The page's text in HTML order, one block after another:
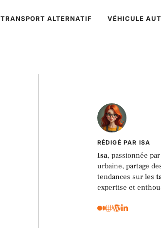
TRANSPORT ALTERNATIF VÉHICULE
RÉDIGÉ PAR ISA
Isa, passionnée
urbaine, partage
tendances sur les
expertise et